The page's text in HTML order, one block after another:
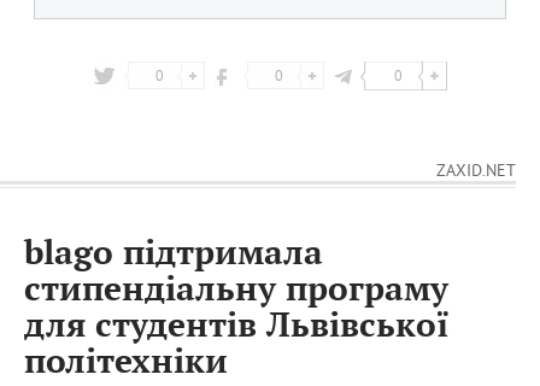
0 0 0
ZAXID.NET
blago підтримала
стипендіальну програму
для студентів Львівської
політехніки